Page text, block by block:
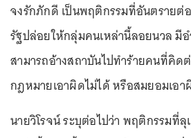
จงรักภักดี เป็นพฤติกรรมที่อันตรายต่
รัฐปล่อยให้กลุ่มคนเหล่านี้ลอยนวล มี
สามารถอ้างสถาบันไปทำร้ายคนที่คิด
กฎหมายเอาผิดไม่ได้ หรือสมยอมเอ
นายวิโรจน์ ระบุต่อไปว่า พฤติกรรมที่